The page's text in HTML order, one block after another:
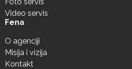
Video servis
Fena
O agenciji
Misija i vizija
Kontakt